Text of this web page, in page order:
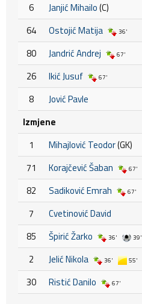
6 Janjić Mihailo(C)
64
Ostojić Matija 36'
80 Jandrić Andrej 67'
26 Ikić Jusuf 67'
8
Jović Pavle
Izmjene
1
Mihajlović Teodor(GK)
71
Korajčević Šaban 67'
82 Sadiković Emrah 67'
7
Cvetinović David
85
Špirić Žarko 36' 39'
2 Jelić Nikola 36' 55'
30 Ristić Danilo 67'